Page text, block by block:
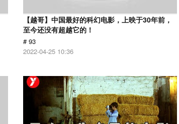
【越哥】中国最好的科幻电影，上映于30年前，
至今还没有超越它的！
# 93
2022-04-25 10:36